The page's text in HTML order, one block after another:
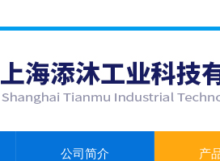
公司简介 产